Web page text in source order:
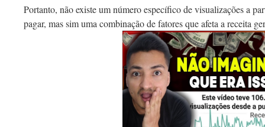
Portanto, não existe um número específico de visualizações a
pagar, mas sim uma combinação de fatores que afeta a receita